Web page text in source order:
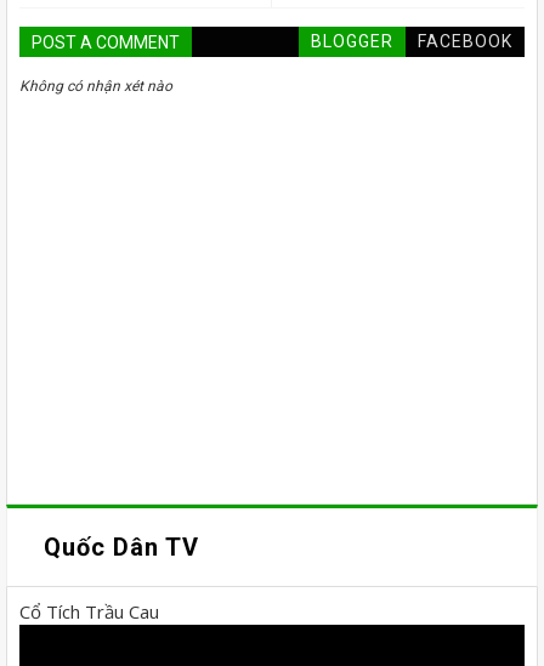
POST A COMMENT BLOGGER FACEBOOK
Không có nhận xét nào
Quốc Dân TV
Cổ Tích Trầu Cau